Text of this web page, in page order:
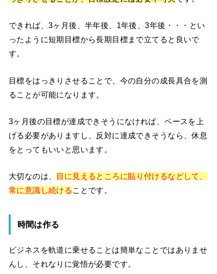
できれば、3ヶ月後、半年後、1年後、3年後・・・とい
ったように短期目標から長期目標まで立てると良いで
す。
目標をはっきりさせることで、今の自分の成長具合を測
ることが可能になります。
3ヶ月後の目標が達成できそうになければ、ペースを上
げる必要がありますし、反対に達成できそうなら、休息
をとってもいいと思います。
大切なのは、 目に見えるところに貼り付けるなどして、
常に意識し続ける ことです。
時間は作る
ビジネスを軌道に乗せることは簡単なことではありませ
んし、それなりに覚悟が必要です。